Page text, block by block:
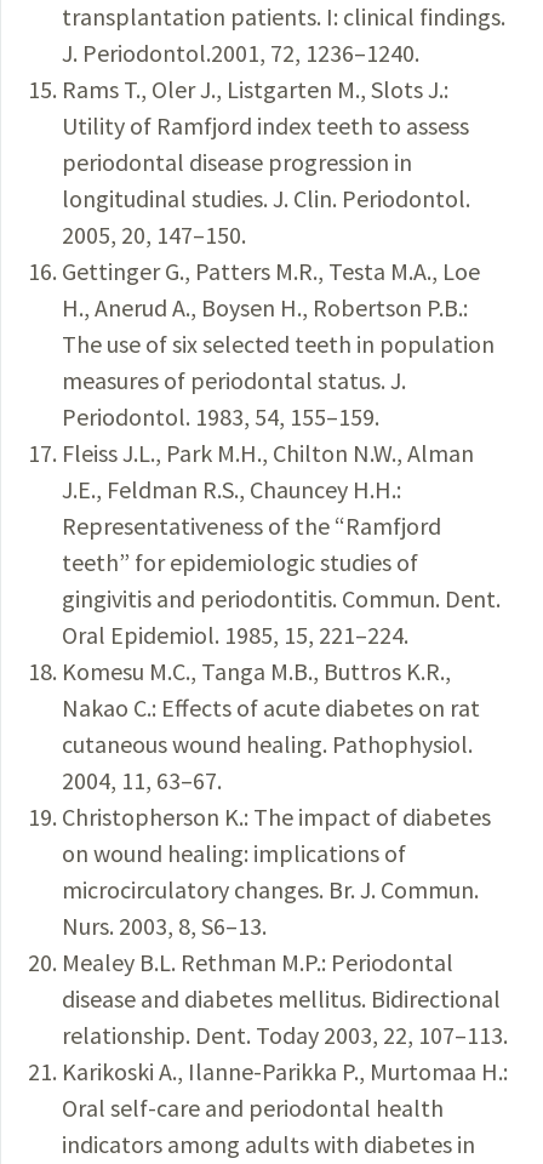
transplantation patients. I: clinical findings.
J. Periodontol.2001, 72, 1236–1240.
Rams T., Oler J., Listgarten M., Slots J.:
Utility of Ramfjord index teeth to assess
periodontal disease progression in
longitudinal studies. J. Clin. Periodontol.
2005, 20, 147–150.
Gettinger G., Patters M.R., Testa M.A., Loe
H., Anerud A., Boysen H., Robertson P.B.:
The use of six selected teeth in population
measures of periodontal status. J.
Periodontol. 1983, 54, 155–159.
Fleiss J.L., Park M.H., Chilton N.W., Alman
J.E., Feldman R.S., Chauncey H.H.:
Representativeness of the “Ramfjord
teeth” for epidemiologic studies of
gingivitis and periodontitis. Commun. Dent.
Oral Epidemiol. 1985, 15, 221–224.
Komesu M.C., Tanga M.B., Buttros K.R.,
Nakao C.: Effects of acute diabetes on rat
cutaneous wound healing. Pathophysiol.
2004, 11, 63–67.
Christopherson K.: The impact of diabetes
on wound healing: implications of
microcirculatory changes. Br. J. Commun.
Nurs. 2003, 8, S6–13.
Mealey B.L. Rethman M.P.: Periodontal
disease and diabetes mellitus. Bidirectional
relationship. Dent. Today 2003, 22, 107–113.
Karikoski A., Ilanne-Parikka P., Murtomaa H.:
Oral self-care and periodontal health
indicators among adults with diabetes in